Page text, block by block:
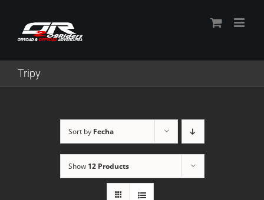
content
Tripy
Sort by Fecha
Show 12 Products